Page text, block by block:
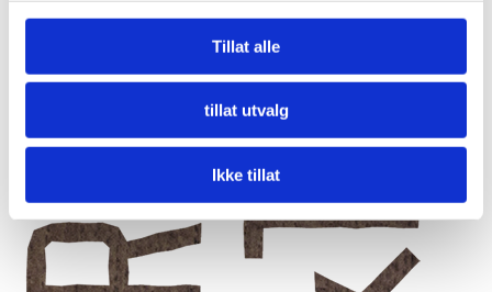
Tillat alle
tillat utvalg
Ikke tillat